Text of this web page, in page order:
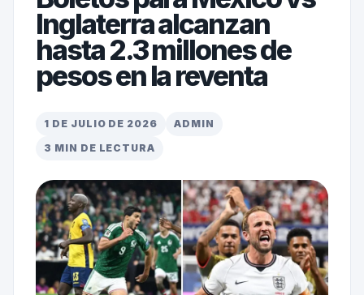
Inglaterra alcanzan
hasta 2.3 millones de
pesos en la reventa
1 DE JULIO DE 2026
ADMIN
3 MIN DE LECTURA